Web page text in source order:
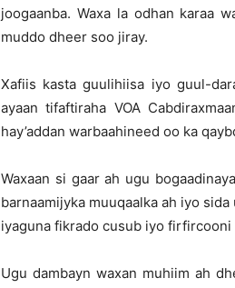
joogaanba. Waxa la odhan karaa
muddo dheer soo jiray.
Xafiis kasta guulihiisa iyo guul-
ayaan tifaftiraha VOA
hay’addan warbaahineed oo ka
Waxaan si gaar ah ugu
barnaamijyka muuqaalka ah iyo
iyaguna fikrado cusub iyo firfircooni
Ugu dambayn waxan muhiim ah